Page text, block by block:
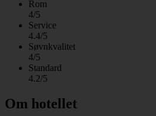
Rom
4/5
Service
4.4/5
Søvnkvalitet
4/5
Standard
4.2/5
Om hotellet